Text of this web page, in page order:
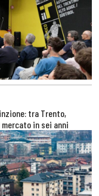
tra Trento,
mercato in sei anni